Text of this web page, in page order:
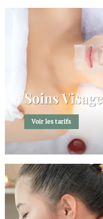
Soins Visage
Voir les tarifs